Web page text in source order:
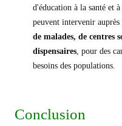
d'éducation à la santé et
peuvent intervenir auprès
de malades, de centres
dispensaires, pour des
besoins des populations.
Conclusion